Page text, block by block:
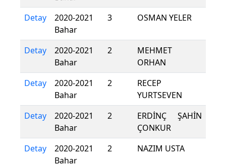
Detay
2020-2021
Bahar
3 OSMAN YELER
Detay
2020-2021
Bahar
2
MEHMET
ORHAN
Detay
2020-2021
Bahar
2
RECEP
YURTSEVEN
Detay
2020-2021
Bahar
2
ERDİNÇ ŞAHİN
ÇONKUR
Detay
2020-2021
Bahar
2 NAZIM USTA